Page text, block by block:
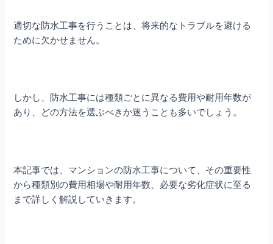
適切な防水工事を行うことは、将来的なトラブルを避ける
ために欠かせません。
しかし、防水工事には種類ごとに異なる費用や耐用年数が
あり、どの方法を選ぶべきか迷うことも多いでしょう。
本記事では、マンションの防水工事について、その重要性
から種類別の費用相場や耐用年数、必要な劣化症状に至る
まで詳しく解説していきます。